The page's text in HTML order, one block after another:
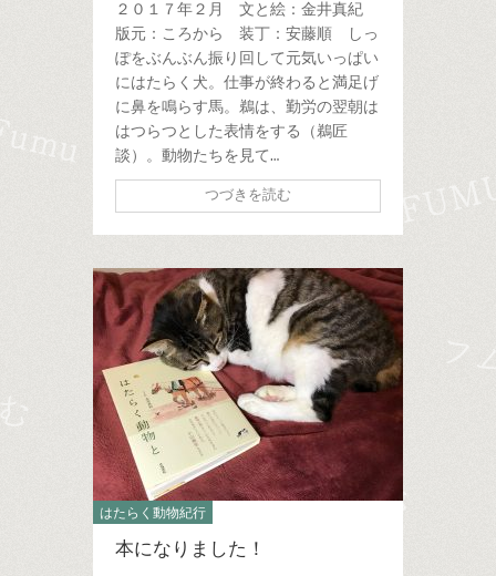
２０１７年２月 文と絵：金井真紀
版元：ころから 装丁：安藤順 しっ
ぽをぶんぶん振り回して元気いっぱい
にはたらく犬。仕事が終わると満足げ
に鼻を鳴らす馬。鵜は、勤労の翌朝は
はつらつとした表情をする（鵜匠
談）。動物たちを見て…
つづきを読む
はたらく動物紀行
本になりました！